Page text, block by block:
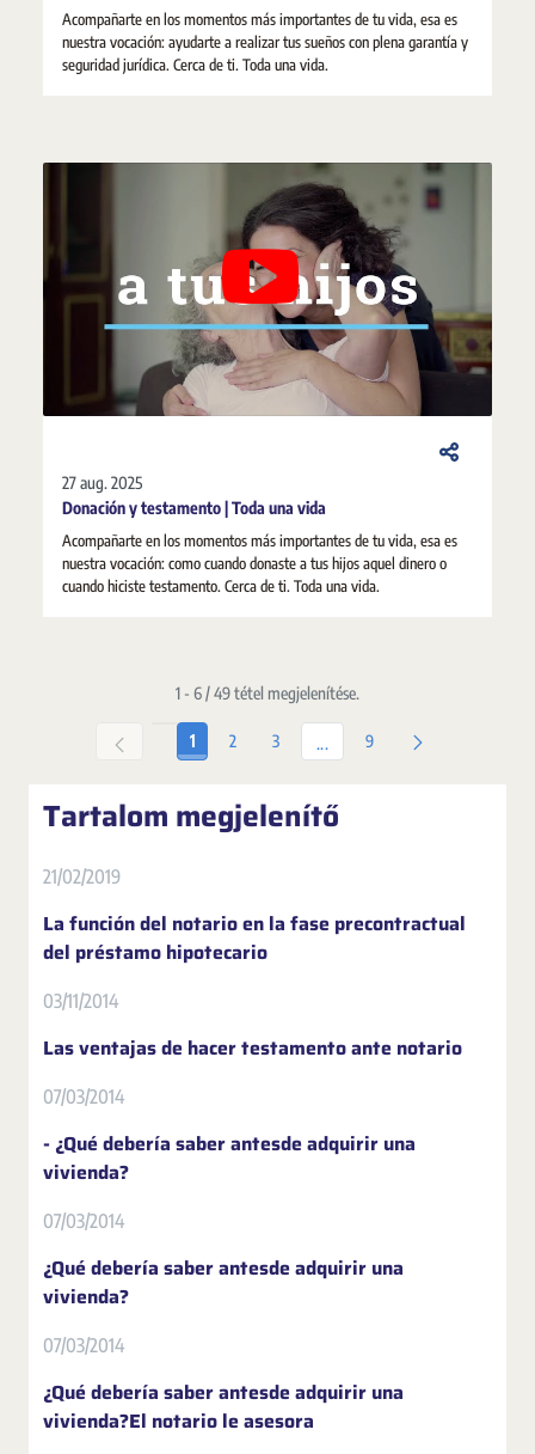
Acompañarte en los momentos más importantes de tu vida, esa es
nuestra vocación: ayudarte a realizar tus sueños con plena garantía y
seguridad jurídica. Cerca de ti. Toda una vida.
27 aug. 2025
Donación y testamento | Toda una vida
Acompañarte en los momentos más importantes de tu vida, esa es
nuestra vocación: como cuando donaste a tus hijos aquel dinero o
cuando hiciste testamento. Cerca de ti. Toda una vida.
1 - 6 / 49 tétel megjelenítése.
Oldal
1 Oldal
2 Oldal
3 ... Köztes oldalak Navigáljon a
Oldal
9
Tartalom megjelenítő
21/02/2019
La función del notario en la fase precontractual
del préstamo hipotecario
03/11/2014
Las ventajas de hacer testamento ante notario
07/03/2014
- ¿Qué debería saber antesde adquirir una
vivienda?
07/03/2014
¿Qué debería saber antesde adquirir una
vivienda?
07/03/2014
¿Qué debería saber antesde adquirir una
vivienda?El notario le asesora